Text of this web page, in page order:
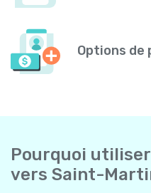
Options de
Pourquoi
vers Saint-